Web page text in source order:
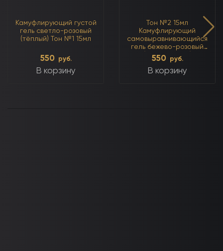
Камуфлирующий густой
гель светло-розовый
(тёплый) Тон №1 15мл
550 руб.
В корзину
Тон №2 15мл
Камуфлирующий
самовыравнивающийся
гель бежево-розовый
(нейтральный)
550 руб.
В корзину